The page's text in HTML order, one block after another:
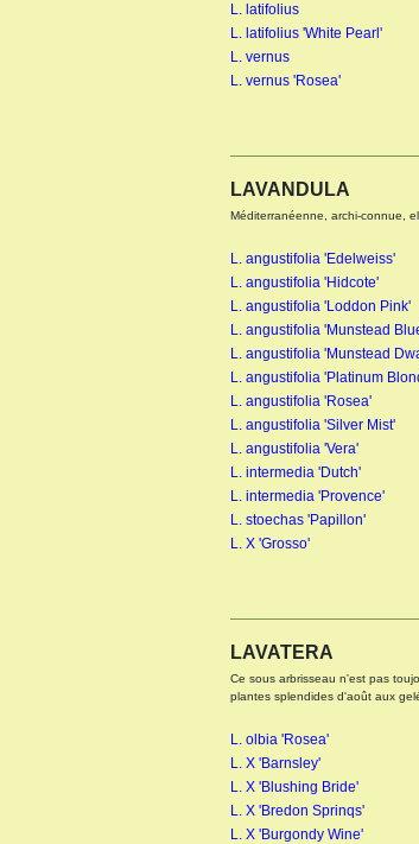
L. latifolius
L. latifolius 'White Pearl'
L. vernus
L. vernus 'Rosea'
LAVANDULA
Méditerranéenne, archi-connue,
L. angustifolia 'Edelweiss'
L. angustifolia 'Hidcote'
L. angustifolia 'Loddon Pink'
L. angustifolia 'Munstead
L. angustifolia 'Munstead
L. angustifolia 'Platinum
L. angustifolia 'Rosea'
L. angustifolia 'Silver Mist'
L. angustifolia 'Vera'
L. intermedia 'Dutch'
L. intermedia 'Provence'
L. stoechas 'Papillon'
L. X 'Grosso'
LAVATERA
Ce sous arbrisseau n'est pas
plantes splendides d'août aux
L. olbia 'Rosea'
L. X 'Barnsley'
L. X 'Blushing Bride'
L. X 'Bredon Sprinqs'
L. X 'Burgondy Wine'